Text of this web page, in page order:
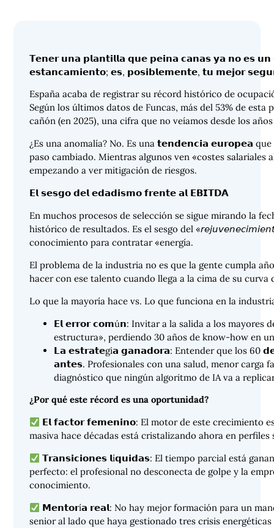
𝗧𝗲𝗻𝗲𝗿 𝘂𝗻𝗮 𝗽𝗹𝗮𝗻𝘁𝗶𝗹𝗹𝗮 𝗾𝘂𝗲 𝗽𝗲𝗶𝗻𝗮 𝗰𝗮𝗻𝗮𝘀 𝘆𝗮 𝗻𝗼 𝗲𝘀
𝗲𝘀𝘁𝗮𝗻𝗰𝗮𝗺𝗶𝗲𝗻𝘁𝗼; 𝗲𝘀, 𝗽𝗼𝘀𝗶𝗯𝗹𝗲𝗺𝗲𝗻𝘁𝗲, 𝘁𝘂 𝗺𝗲𝗷𝗼𝗿
España acaba de registrar su récord histórico de
Según los últimos datos de Funcas, más del 53% de esta
cañón (en 2025), una cifra que no veíamos desde los años
¿Es una anomalía? No. Es una 𝘁𝗲𝗻𝗱𝗲𝗻𝗰𝗶𝗮 𝗲𝘂𝗿𝗼𝗽𝗲𝗮
paso cambiado. Mientras algunos ven «costes salariales
empezando a ver mitigación de riesgos.
𝗘𝗹 𝘀𝗲𝘀𝗴𝗼 𝗱𝗲𝗹 𝗲𝗱𝗮𝗱𝗶𝘀𝗺𝗼 𝗳𝗿𝗲𝗻𝘁𝗲 𝗮𝗹 𝗘𝗕𝗜𝗧𝗗𝗔
En muchos procesos de selección se sigue mirando la
histórico de resultados. Es el sesgo del
conocimiento para contratar «energía.
El problema de la industria no es que la gente cumpla
hacer con ese talento cuando llega a la cima de su curva
Lo que la mayoría hace vs. Lo que funciona en la
𝗘𝗹 𝗲𝗿𝗿𝗼𝗿 𝗰𝗼𝗺ú𝗻: Invitar a la salida a los mayores
estructura», perdiendo 30 años de know-how en
𝗟𝗮 𝗲𝘀𝘁𝗿𝗮𝘁𝗲gi𝗮 𝗴𝗮𝗻𝗮𝗱𝗼𝗿𝗮: Entender que los 60
𝗮𝗻𝘁𝗲𝘀. Profesionales con una salud, menor carga
diagnóstico que ningún algoritmo de IA va a
¿Por qué este récord es una oportunidad?
𝗘𝗹 𝗳𝗮𝗰𝘁𝗼𝗿 𝗳𝗲𝗺𝗲𝗻𝗶𝗻𝗼: El motor de este crecimiento
masiva hace décadas está cristalizando ahora en perfiles
𝗧𝗿𝗮𝗻𝘀𝗶𝗰𝗶𝗼𝗻𝗲𝘀 𝗹í𝗾𝘂𝗶𝗱𝗮𝘀: El tiempo parcial está
perfecto: el profesional no desconecta de golpe y la
conocimiento.
𝗠𝗲𝗻𝘁𝗼𝗿í𝗮 𝗿𝗲𝗮𝗹: No hay mejor formación para un
senior al lado que haya gestionado tres crisis